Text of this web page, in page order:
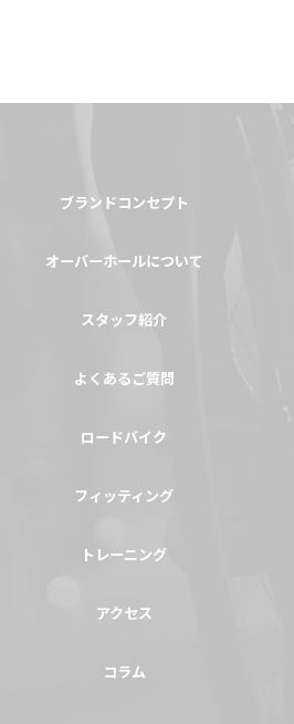
ブランドコンセプト
オーバーホールについて
スタッフ紹介
よくあるご質問
ロードバイク
フィッティング
トレーニング
アクセス
コラム